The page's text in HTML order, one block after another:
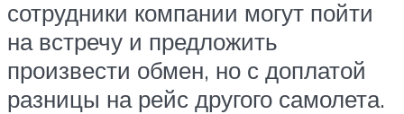
сотрудники компании могут пойти
на встречу и предложить
произвести обмен, но с доплатой
разницы на рейс другого самолета.